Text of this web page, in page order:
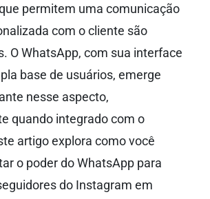
permitem uma comunicação
com o cliente são
O WhatsApp, com sua interface
base de usuários, emerge
nesse aspecto,
quando integrado com o
artigo explora como você
o poder do WhatsApp para
do Instagram em